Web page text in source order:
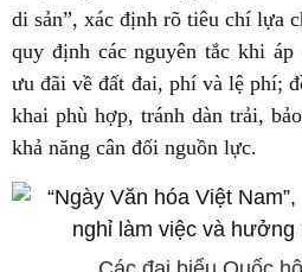
di sản”, xác định rõ tiêu chí lựa
quy định các nguyên tắc khi áp
ưu đãi về đất đai, phí và lệ phí;
khai phù hợp, tránh dàn trải,
khả năng cân đối nguồn lực.